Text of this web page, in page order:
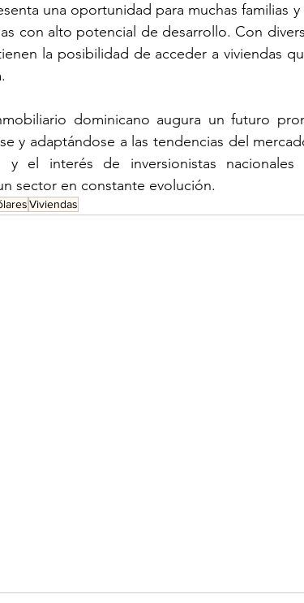
una oportunidad para muchas familias
con alto potencial de desarrollo. Con
la posibilidad de acceder a viviendas
dominicano augura un futuro
y adaptándose a las tendencias del
y el interés de inversionistas nacionales
sector en constante evolución.
Viviendas